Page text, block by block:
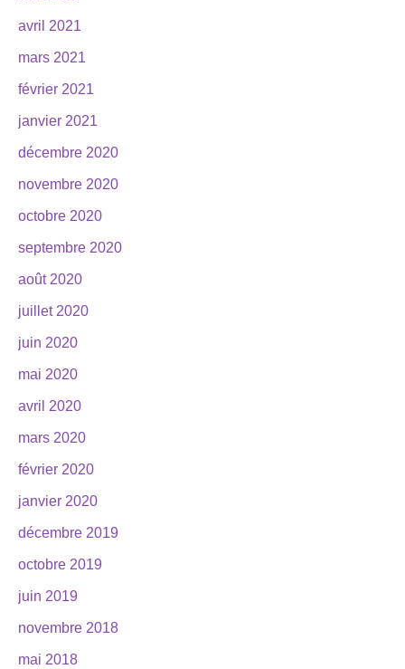
avril 2021
mars 2021
février 2021
janvier 2021
décembre 2020
novembre 2020
octobre 2020
septembre 2020
août 2020
juillet 2020
juin 2020
mai 2020
avril 2020
mars 2020
février 2020
janvier 2020
décembre 2019
octobre 2019
juin 2019
novembre 2018
mai 2018